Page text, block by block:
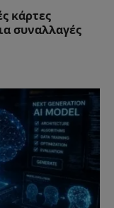
κάρτες
συναλλαγές